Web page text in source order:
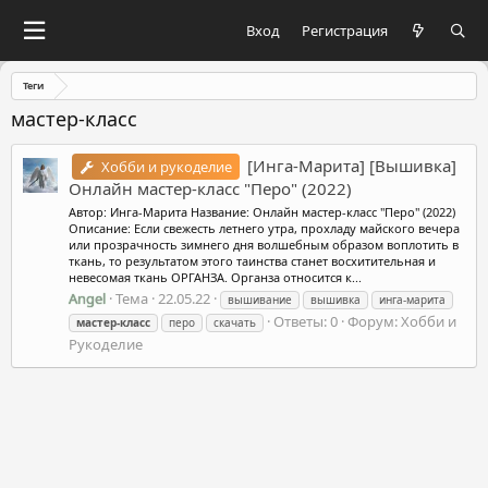
Вход Регистрация
Теги
мастер-класс
Хобби и рукоделие
[Инга-Марита] [Вышивка]
Онлайн мастер-класс "Перо" (2022)
Автор: Инга-Марита Название: Онлайн мастер-класс "Перо" (2022)
Описание: Если свежесть летнего утра, прохладу майского вечера
или прозрачность зимнего дня волшебным образом воплотить в
ткань, то результатом этого таинства станет восхитительная и
невесомая ткань ОРГАНЗА. Органза относится к...
Angel Тема 22.05.22 вышивание вышивка
инга-марита
мастер-класс
перо скачать Ответы: 0 Форум:Хобби и
Рукоделие